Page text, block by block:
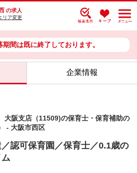
の求人
リア変更
間は既に終了しております。
企業情報
阪支店（11509)の保育士・保育補助の
- 大阪市西区
／認可保育園／保育士／0.1歳の